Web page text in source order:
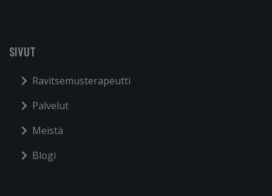
SIVUT
Ravitsemusterapeutti
Palvelut
Meistä
Blogi